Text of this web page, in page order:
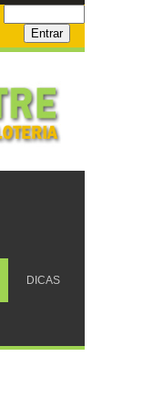
DICAS